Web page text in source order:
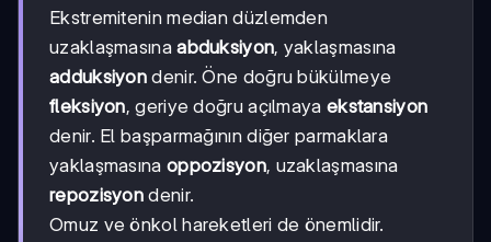
Ekstremitenin median düzlemden
uzaklaşmasınaabduksiyon, yaklaşmasına
adduksiyon denir. Öne doğru bükülmeye
fleksiyon, geriye doğru açılmaya ekstansiyon
denir. El başparmağının diğer parmaklara
yaklaşmasına oppozisyon, uzaklaşmasına
repozisyon denir.
Omuz ve önkol hareketleri de önemlidir.